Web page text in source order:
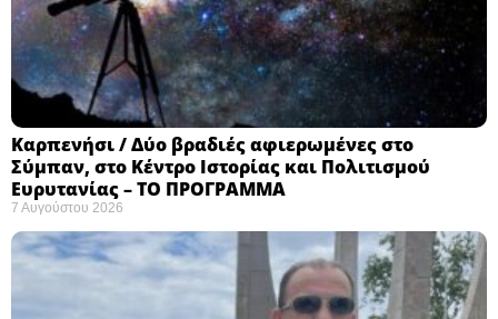
Καρπενήσι / Δύο βραδιές αφιερωμένες στο
Σύμπαν, στο Κέντρο Ιστορίας και Πολιτισμού
Ευρυτανίας – ΤΟ ΠΡΟΓΡΑΜΜΑ
7 Αυγούστου 2026